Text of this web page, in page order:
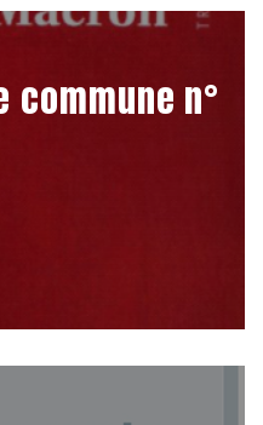
commune n°